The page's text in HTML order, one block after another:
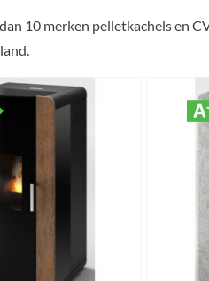
10 merken pelletkachels en